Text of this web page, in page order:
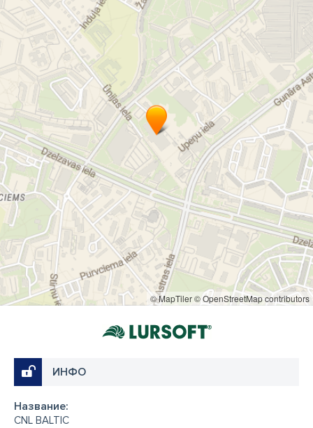
© MapTiler© OpenStreetMap contributors
ИНФО
Название:
CNL BALTIC